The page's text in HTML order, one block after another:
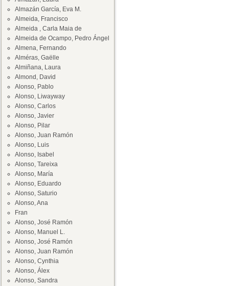
Almazán García, Eva M.
Almeida, Francisco
Almeida , Carla Maia de
Almeida de Ocampo, Pedro Ángel
Almena, Fernando
Alméras, Gaëlle
Almiñana, Laura
Almond, David
Alonso, Pablo
Alonso, Liwayway
Alonso, Carlos
Alonso, Javier
Alonso, Pilar
Alonso, Juan Ramón
Alonso, Luis
Alonso, Isabel
Alonso, Tareixa
Alonso, María
Alonso, Eduardo
Alonso, Saturio
Alonso, Ana
Fran
Alonso, José Ramón
Alonso, Manuel L.
Alonso, José Ramón
Alonso, Juan Ramón
Alonso, Cynthia
Alonso, Álex
Alonso, Sandra